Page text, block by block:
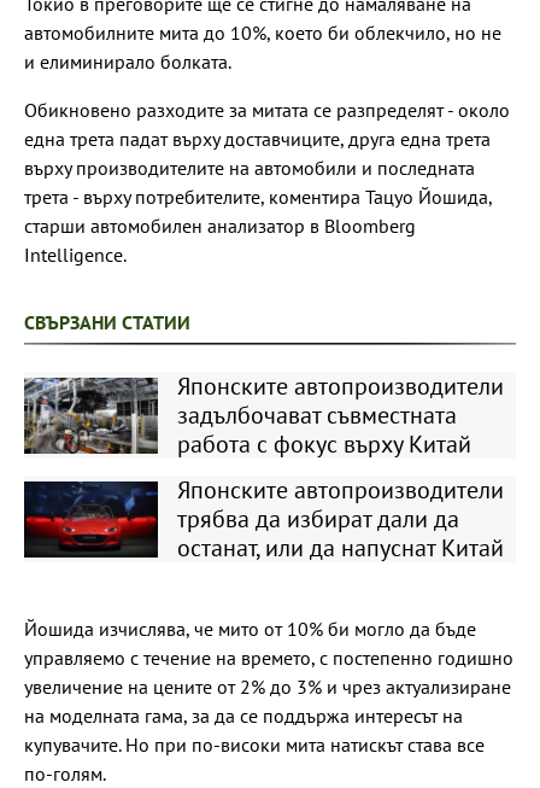
автомобилните мита до 10%, което би облекчило, но не
и елиминирало болката.
Обикновено разходите за митата се разпределят - около
една трета падат върху доставчиците, друга една трета
върху производителите на автомобили и последната
трета - върху потребителите, коментира Тацуо Йошида,
старши автомобилен анализатор в Bloomberg
Intelligence.
СВЪРЗАНИ СТАТИИ
Японските автопроизводители
задълбочават съвместната
работа с фокус върху Китай
Японските автопроизводители
трябва да избират дали да
останат, или да напуснат Китай
Йошида изчислява, че мито от 10% би могло да бъде
управляемо с течение на времето, с постепенно годишно
увеличение на цените от 2% до 3% и чрез актуализиране
на моделната гама, за да се поддържа интересът на
купувачите. Но при по-високи мита натискът става все
по-голям.